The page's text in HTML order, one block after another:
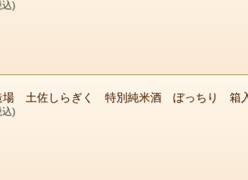
込)
造場 土佐しらぎく 特別純米酒 ぼっち
込)